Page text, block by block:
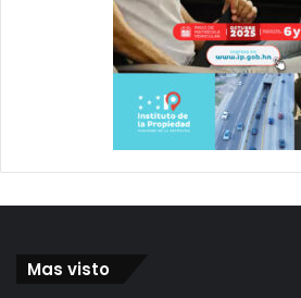
Mas visto